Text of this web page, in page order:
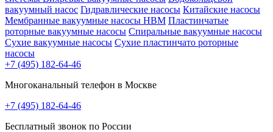
вакуумный насос Гидравлические насосы Китайские насосы
Мембранные вакуумные насосы НВМ Пластинчатые
роторные вакуумные насосы Спиральные вакуумные насосы
Сухие вакуумные насосы Сухие пластинчато роторные
насосы
+7 (495) 182-64-46
Многоканальный телефон в Москве
+7 (495) 182-64-46
Бесплатный звонок по России